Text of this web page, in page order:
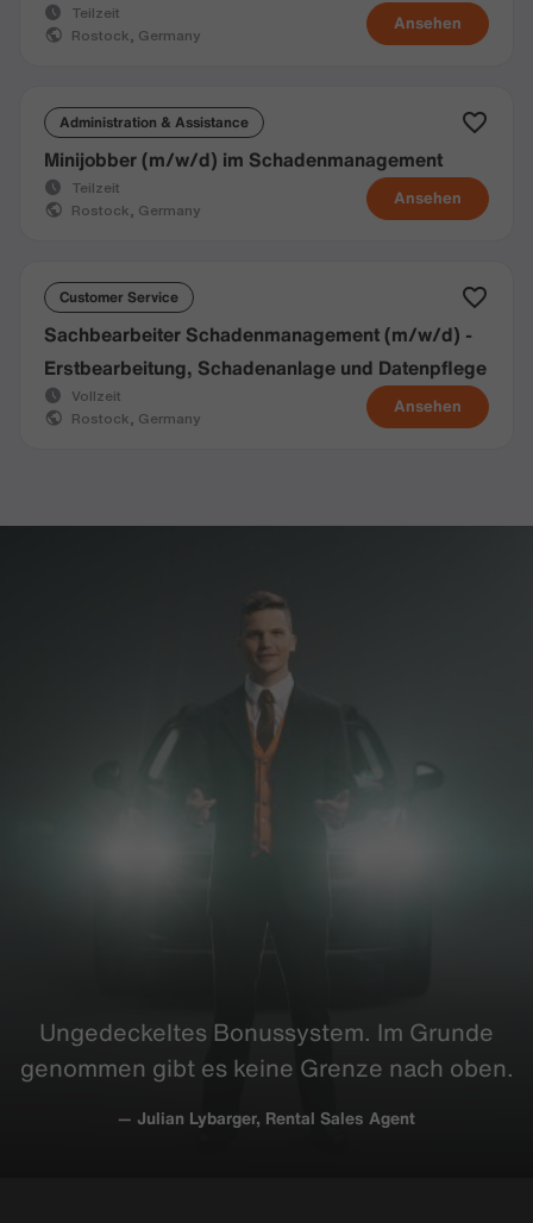
Ansehen
Teilzeit
Rostock, Germany
Administration & Assistance
Ansehen
Minijobber (m/w/d) im Schadenmanagement
Teilzeit
Rostock, Germany
Customer Service
Ansehen
Sachbearbeiter Schadenmanagement (m/w/d) -
Erstbearbeitung, Schadenanlage und Datenpflege
Vollzeit
Rostock, Germany
Ungedeckeltes Bonussystem. Im Grunde
genommen gibt es keine Grenze nach oben.
— Julian Lybarger, Rental Sales Agent